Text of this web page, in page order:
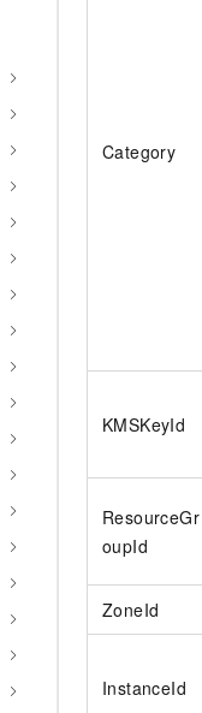
Category
KMSKeyId
ResourceGr
oupId
ZoneId
InstanceId